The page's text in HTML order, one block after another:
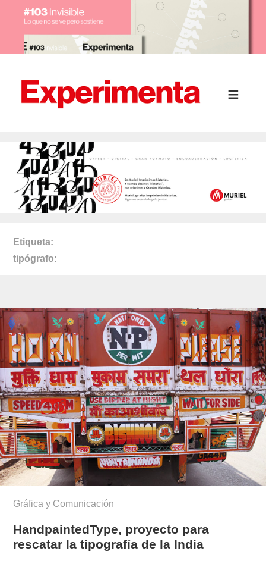
Etiqueta
tipógrafo
Gráfica y Comunicación
HandpaintedType, proyecto para
rescatar la tipografía de la India